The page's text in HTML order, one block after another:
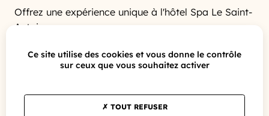
Offrez une expérience unique à l'hôtel Spa Le Saint-
Antoine.
Une nouvelle boutique en ligne pensée
pour vous faciliter la vie
En quelques instants, vous choisissez le soin,
personnalisez votre message et recevez votre bon
Ce site utilise des cookies et vous donne le contrôle
sur ceux que vous souhaitez activer
TOUT REFUSER